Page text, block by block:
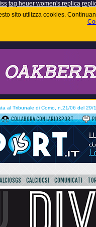
tag heuer women's replica
sito utilizza cookies.
al Tribunale di Como, n.21/06 del 29/
COLLABORA CON LARIOSPORT
CALCIOCSI COMUNICATI